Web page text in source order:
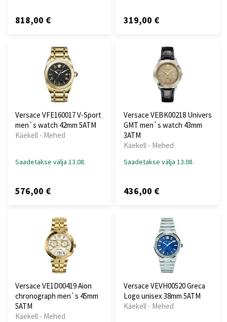
818,00 € 319,00 €
Versace VFE160017 V-Sport
men`s watch 42mm 5ATM
Käekell - Mehed
Saadetakse välja 13.08.
576,00 €
Versace VEBK00218 Univers
GMT men`s watch 43mm
3ATM
Käekell - Mehed
Saadetakse välja 13.08.
436,00 €
Versace VE1D00419 Aion
chronograph men`s 45mm
5ATM
Käekell - Mehed
Versace VEVH00520 Greca
Logo unisex 38mm 5ATM
Käekell - Mehed